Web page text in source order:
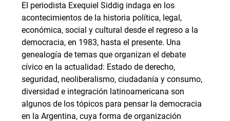
El periodista Exequiel Siddig indaga en los
acontecimientos de la historia política, legal,
económica, social y cultural desde el regreso a la
democracia, en 1983, hasta el presente. Una
genealogía de temas que organizan el debate
cívico en la actualidad: Estado de derecho,
seguridad, neoliberalismo, ciudadanía y consumo,
diversidad e integración latinoamericana son
algunos de los tópicos para pensar la democracia
en la Argentina, cuya forma de organización